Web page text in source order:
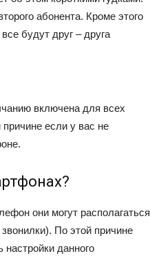
абонента. Кроме этого
будут друг – друга
включена для всех
если у вас не
они могут располагаться
По этой причине
данного